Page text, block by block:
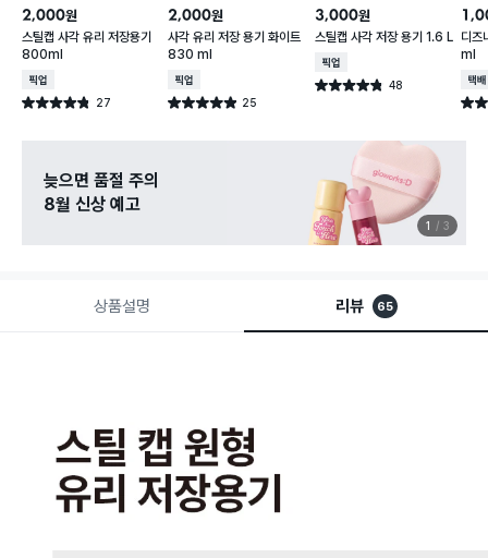
2,000원
스틸캡 사각 유리 저장용기
800ml
매장픽업
별점 4.8점 27
건 작성
2,000원
사각 유리 저장 용기 화이트
830 ml
매장픽업
별점 4.9점 25
건 작성
3,000원
스틸캡 사각 저장 용기 1.6 L
매장픽업
별점 4.8점 48
건 작성
디즈
ml
택배
별점
늦으면 품절 주의
8월 신상 예고
1 3
상품설명 리뷰 65